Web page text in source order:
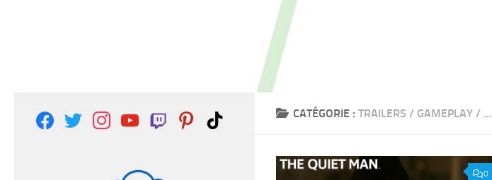
CATÉGORIE : TRAILERS / GAMEPLAY / …
0
facebooktwitter instagramyoutubetwitch pinteresttiktok